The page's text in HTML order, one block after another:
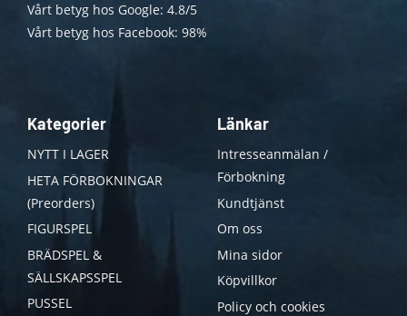
Vårt betyg hos Google: 4.8/5
Vårt betyg hos Facebook: 98%
Kategorier
NYTT I LAGER
HETA FÖRBOKNINGAR
(Preorders)
FIGURSPEL
BRÄDSPEL &
SÄLLSKAPSSPEL
PUSSEL
Länkar
Intresseanmälan /
Förbokning
Kundtjänst
Om oss
Mina sidor
Köpvillkor
Policy och cookies